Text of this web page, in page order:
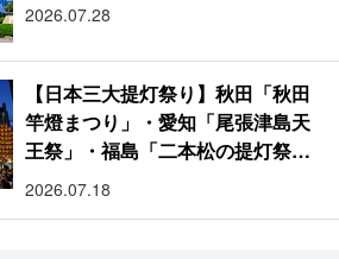
2026.07.28
【日本三大提灯祭り】秋田「秋田
竿燈まつり」・愛知「尾張津島天
王祭」・福島「二本松の提灯祭
り」:おびただしい灯火が夜空を照
2026.07.18